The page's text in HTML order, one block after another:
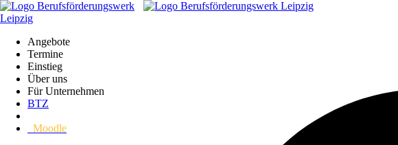
Angebote
Termine
Einstieg
Über uns
Für Unternehmen
BTZ
Moodle